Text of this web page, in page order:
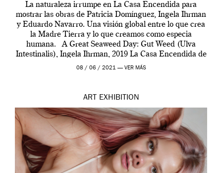
La naturaleza irrumpe en La Casa Encendida para
mostrar las obras de Patricia Domínguez, Ingela Ihrman
y Eduardo Navarro. Una visión global entre lo que crea
la Madre Tierra y lo que creamos como especia
humana. A Great Seaweed Day: Gut Weed (Ulva
Intestinalis), Ingela Ihrman, 2019 La Casa Encendida de
Madrid y la Wellcome […]
08 / 06 / 2021 — VER MÁS
ART EXHIBITION